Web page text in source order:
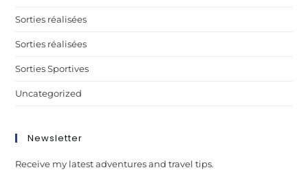
Sorties réalisées
Sorties réalisées
Sorties Sportives
Uncategorized
Newsletter
Receive my latest adventures and travel tips.